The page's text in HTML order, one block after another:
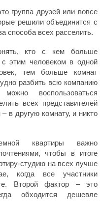
группа друзей или вовсе
решили объединится с
способа всех расселить.
кто с кем больше
этим человеком в одной
тем больше комнат
разбить всю компанию
воспользоваться
всех представителей
в другую комнату, и никто
квартиры важно
чтобы в итоге
студию на всех лучше
когда все участники
Второй фактор – это
обходится дешевле